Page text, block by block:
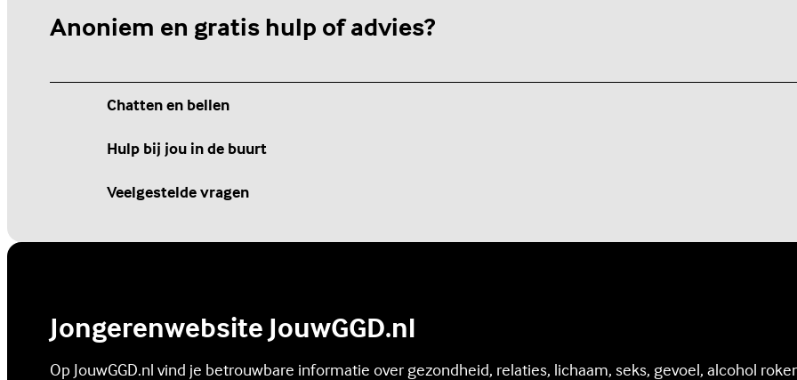
Anoniem en gratis hulp of advies?
Chatten en bellen
Hulp bij jou in de buurt
Veelgestelde vragen
Jongerenwebsite JouwGGD.nl
Op JouwGGD.nl vind je betrouwbare informatie over gezondheid, relaties, lichaam, seks, gevoel, alcohol